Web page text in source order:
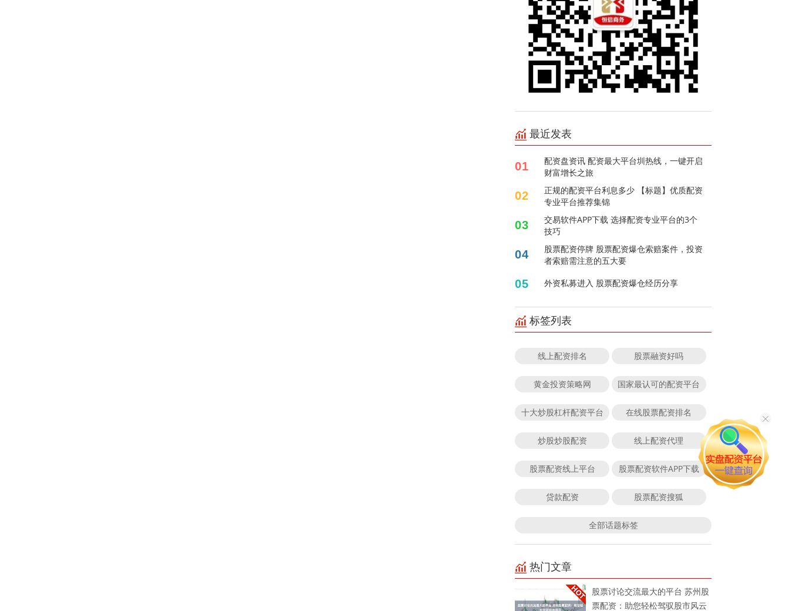
最近发表
01
配资盘资讯 配资最大平台圳热线，一键开启
财富增长之旅
02
正规的配资平台利息多少 【标题】优质配资
专业平台推荐集锦
03
交易软件APP下载 选择配资专业平台的3个
技巧
04
股票配资停牌 股票配资爆仓索赔案件，投资
者索赔需注意的五大要
05 外资私募进入 股票配资爆仓经历分享
标签列表
线上配资排名 股票融资好吗
黄金投资策略网 国家最认可的配资平台
十大炒股杠杆配资平台 在线股票配资排名
炒股炒股配资 线上配资代理
股票配资线上平台 股票配资软件APP下载
贷款配资 股票配资搜狐
全部话题标签
热门文章
股票讨论交流最大的平台 苏州股
票配资：助您轻松驾驭股市风云